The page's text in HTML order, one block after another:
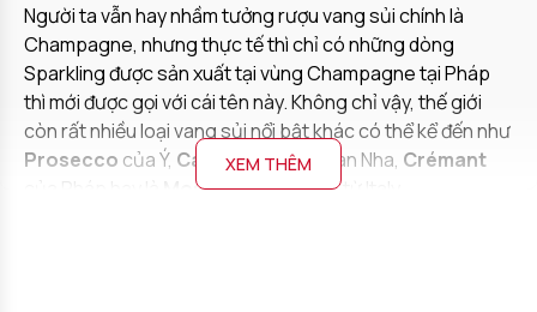
Người ta vẫn hay nhầm tưởng rượu vang sủi chính là
Champagne, nhưng thực tế thì chỉ có những dòng
Sparkling được sản xuất tại vùng Champagne tại Pháp
thì mới được gọi với cái tên này. Không chỉ vậy, thế giới
còn rất nhiều loại vang sủi nổi bật khác có thể kể đến như
Prosecco của Ý, Cavađến từ Tây Ban Nha, Crémant
Moscato d’Astiđến từ Italy,...
XEM THÊM